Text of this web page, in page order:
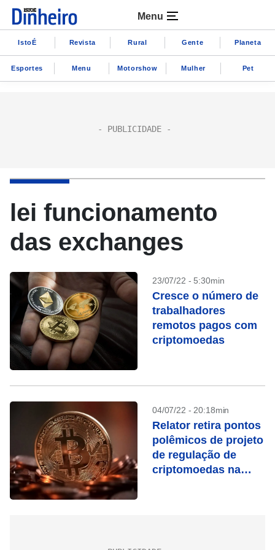
Menu
IstoÉ Revista Rural Gente Planeta
Esportes Menu Motorshow Mulher Pet
lei funcionamento
das exchanges
23/07/22 - 5:30min
Cresce o número de
trabalhadores
remotos pagos com
criptomoedas
04/07/22 - 20:18min
Relator retira pontos
polêmicos de projeto
de regulação de
criptomoedas na